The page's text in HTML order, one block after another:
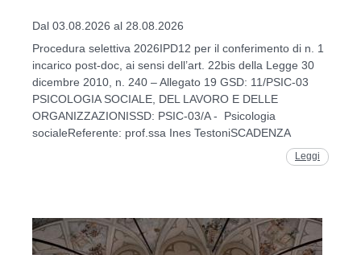
Dal 03.08.2026 al 28.08.2026
Procedura selettiva 2026IPD12 per il conferimento di n. 1
incarico post-doc, ai sensi dell’art. 22bis della Legge 30
dicembre 2010, n. 240 – Allegato 19 GSD: 11/PSIC-03
PSICOLOGIA SOCIALE, DEL LAVORO E DELLE
ORGANIZZAZIONISSD: PSIC-03/A - Psicologia
socialeReferente: prof.ssa Ines TestoniSCADENZA
Leggi